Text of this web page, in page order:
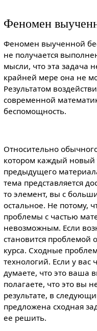
Феномен
Феномен выученной
не получается
мысли, что эта задача
крайней мере она не
Результатом
современной
беспомощность.
Относительно
котором каждый новый
предыдущего
тема представляется
то элемент, вы с
остальное. Не потому,
проблемы с частью
невозможным. Если
становится проблемой
курса. Сходные
технологий. Если у вас
думаете, что это ваша
полагаете, что это вы
результате, в
предложена сходная
ее решить.